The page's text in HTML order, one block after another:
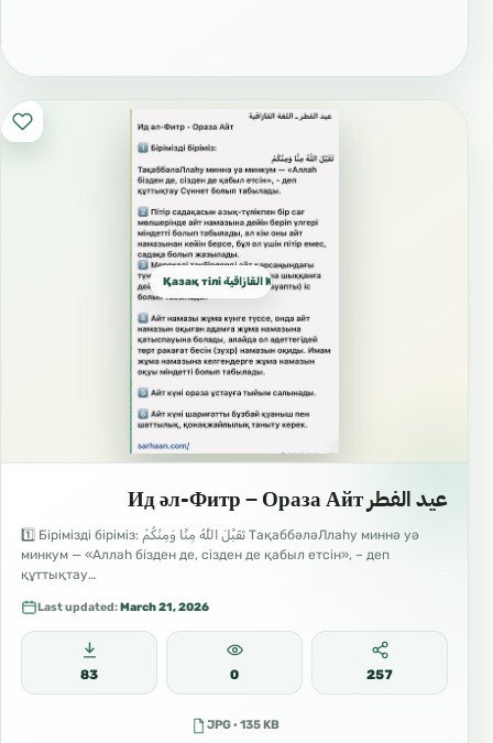
Қазақ тілі القازاقية Kazakh
عيد الفطر Ид әл-Фитр – Ораза Айт
1️⃣ Бірімізді біріміз: تَقَبَّلَ اللَّهُ مِنَّا وَمِنْكُمْ ТақаббәләЛлаһу миннә уә
минкум — «Аллаһ бізден де, сізден де қабыл етсін», – деп
құттықтау…
Last updated:March 21, 2026
83 0 257
JPG · 135 KB